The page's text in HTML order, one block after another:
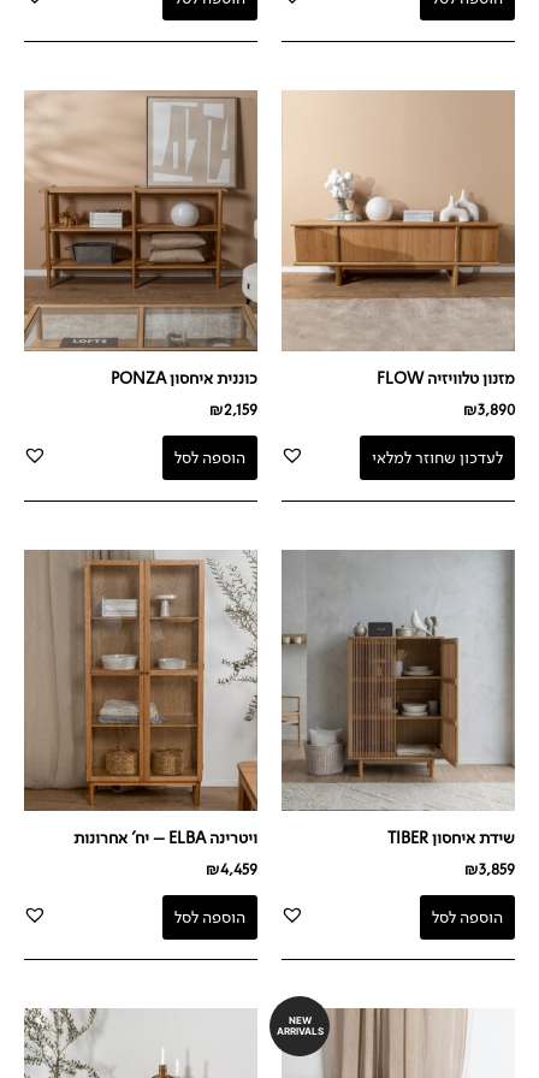
מזנון טלוויזיה FLOW
₪3,890
לעדכון שחוזר למלאי
כוננית איחסון PONZA
₪2,159
הוספה לסל
שידת איחסון TIBER
₪3,859
הוספה לסל
ויטרינה ELBA – יח' אחרונות
₪4,459
הוספה לסל
NEW
ARRIVALS